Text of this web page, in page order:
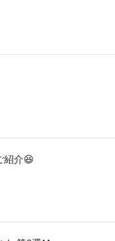
紹介😆